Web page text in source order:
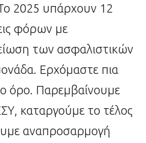
2025 υπάρχουν 12
φόρων με
των ασφαλιστικών
Ερχόμαστε πια
όρο. Παρεμβαίνουμε
καταργούμε το τέλος
αναπροσαρμογή